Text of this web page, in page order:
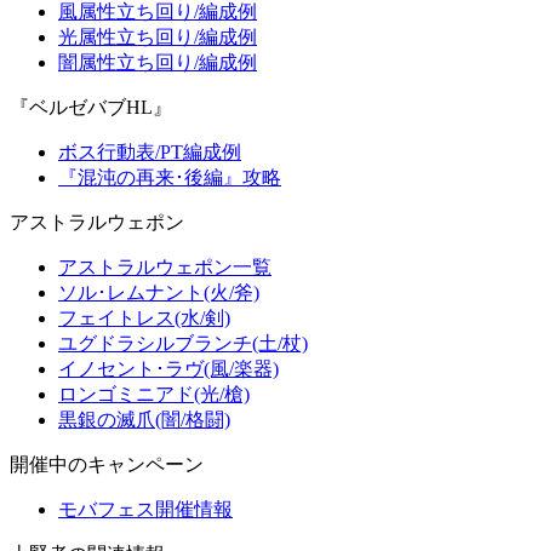
風属性立ち回り/編成例
光属性立ち回り/編成例
闇属性立ち回り/編成例
『ベルゼバブHL』
ボス行動表/PT編成例
『混沌の再来･後編』攻略
アストラルウェポン
アストラルウェポン一覧
ソル･レムナント(火/斧)
フェイトレス(水/剣)
ユグドラシルブランチ(土/杖)
イノセント･ラヴ(風/楽器)
ロンゴミニアド(光/槍)
黒銀の滅爪(闇/格闘)
開催中のキャンペーン
モバフェス開催情報